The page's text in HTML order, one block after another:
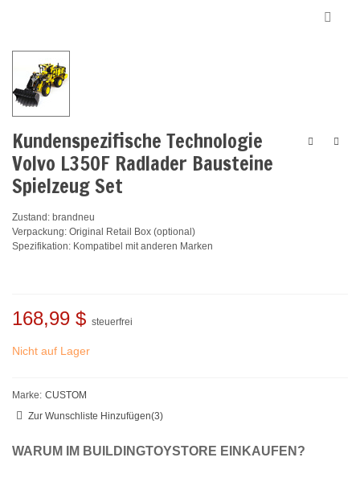
Kundenspezifische Technologie
Volvo L350F Radlader Bausteine
Spielzeug Set
Zustand: brandneu
Verpackung: Original Retail Box (optional)
Spezifikation: Kompatibel mit anderen Marken
168,99 $ steuerfrei
Nicht auf Lager
Marke: CUSTOM
Zur Wunschliste Hinzufügen(3)
WARUM IM BUILDINGTOYSTORE EINKAUFEN?